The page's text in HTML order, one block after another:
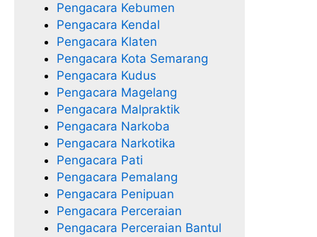
Pengacara Kebumen
Pengacara Kendal
Pengacara Klaten
Pengacara Kota Semarang
Pengacara Kudus
Pengacara Magelang
Pengacara Malpraktik
Pengacara Narkoba
Pengacara Narkotika
Pengacara Pati
Pengacara Pemalang
Pengacara Penipuan
Pengacara Perceraian
Pengacara Perceraian Bantul